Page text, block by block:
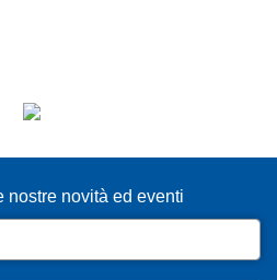
nostre novità ed eventi